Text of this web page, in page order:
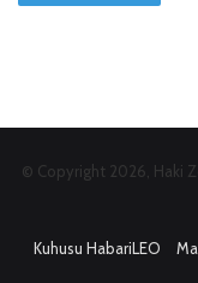
© Copyright 2026, Haki
Kuhusu HabariLEO